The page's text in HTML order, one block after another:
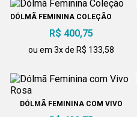
DÓLMÃ FEMININA COLEÇÃO
R$ 400,75
ou em 3x de R$ 133,58
DÓLMÃ FEMININA COM VIVO